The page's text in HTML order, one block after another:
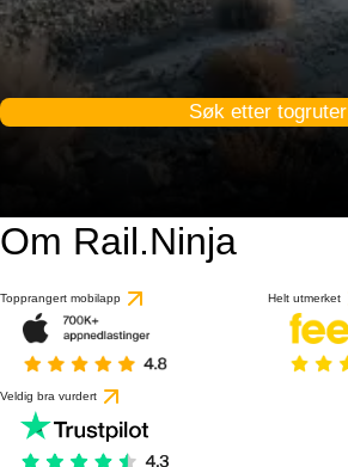
Søk etter togruter
Om Rail.Ninja
Topprangert mobilapp Helt utmerket
Veldig bra vurdert